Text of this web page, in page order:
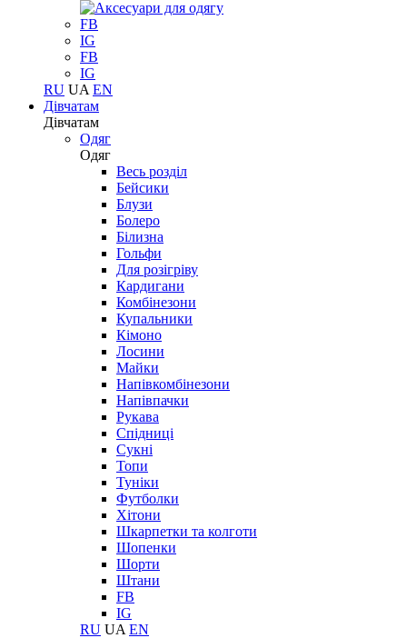
FB
IG
FB
IG
RU UA EN
Дівчатам
Дівчатам
Одяг
Одяг
Весь розділ
Бейсики
Блузи
Болеро
Білизна
Гольфи
Для розігріву
Кардигани
Комбінезони
Купальники
Кімоно
Лосини
Майки
Напівкомбінезони
Напівпачки
Рукава
Спідниці
Сукні
Топи
Туніки
Футболки
Хітони
Шкарпетки та колготи
Шопенки
Шорти
Штани
FB
IG
RU UA EN